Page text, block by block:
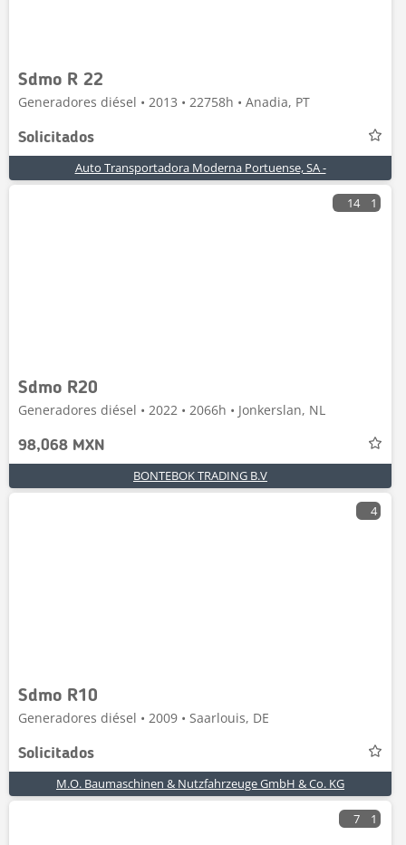
Sdmo R 22
Generadores diésel • 2013 • 22758h • Anadia, PT
Solicitados
Auto Transportadora Moderna Portuense, SA -
14 1
Sdmo R20
Generadores diésel • 2022 • 2066h • Jonkerslan, NL
98,068 MXN
BONTEBOK TRADING B.V
4
Sdmo R10
Generadores diésel • 2009 • Saarlouis, DE
Solicitados
M.O. Baumaschinen & Nutzfahrzeuge GmbH & Co. KG
7 1